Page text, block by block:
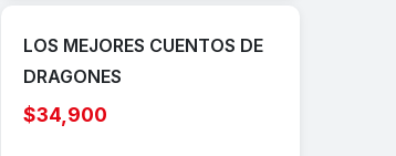
LOS MEJORES CUENTOS DE
DRAGONES
$34,900